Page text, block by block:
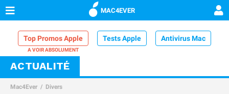
MAC4EVER
Top Promos Apple Tests Apple Antivirus Mac
VPN Mac
Comparatif iPhone
ACTUALITÉ
Mac4Ever Divers